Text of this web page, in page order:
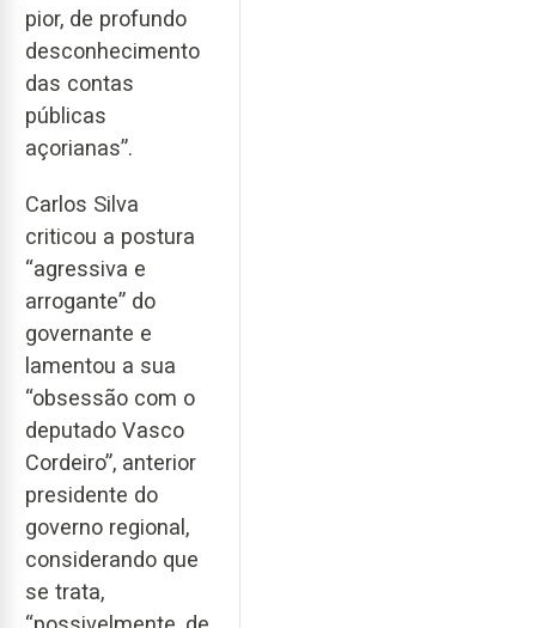
pior, de profundo
desconhecimento
das contas
públicas
açorianas”.
Carlos Silva
criticou a postura
“agressiva e
arrogante” do
governante e
lamentou a sua
“obsessão com o
deputado Vasco
Cordeiro”, anterior
presidente do
governo regional,
considerando que
se trata,